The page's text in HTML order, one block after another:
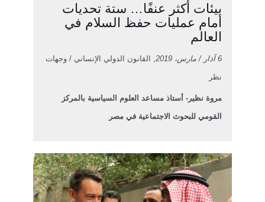
بيئات أكثر عنفًا… ستة تحديات
أمام عمليات حفظ السلام في
العالم
6 آذار / مارس، 2019 , القانون الدولي الإنساني / وجهات
نظر
مروة نظير- أستاذ مساعد العلوم السياسية بالمركز
القومي للبحوث الاجتماعية في مصر